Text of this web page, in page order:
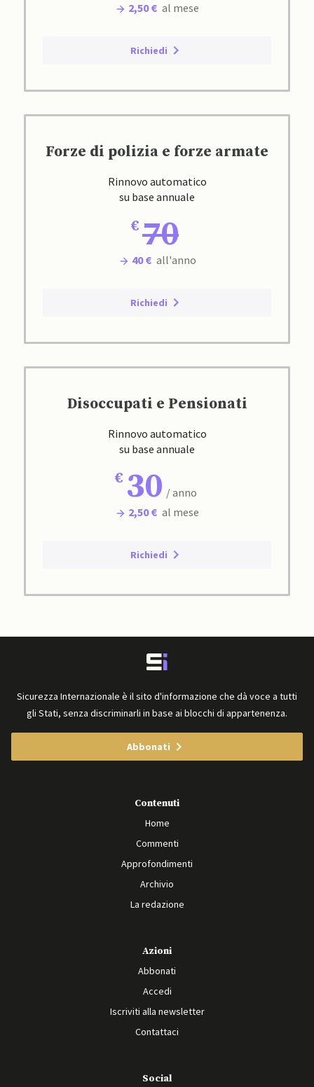
2,50 € al mese
Richiedi
Forze di polizia e forze armate
Rinnovo automatico
su base annuale
70
40 € all'anno
Richiedi
Disoccupati e Pensionati
Rinnovo automatico
su base annuale
30 / anno
2,50 € al mese
Richiedi
Sicurezza Internazionale è il sito d'informazione che dà voce a tutti
gli Stati, senza discriminarli in base ai blocchi di appartenenza.
Abbonati
Contenuti
Home
Commenti
Approfondimenti
Archivio
La redazione
Azioni
Abbonati
Accedi
Iscriviti alla newsletter
Contattaci
Social